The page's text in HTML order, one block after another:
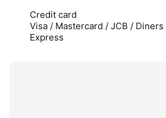
Credit card
Visa / Mastercard / JCB /
Express